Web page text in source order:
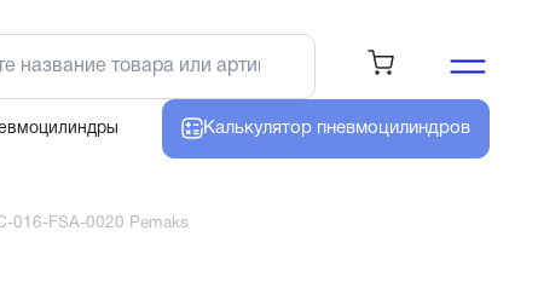
Калькулятор пневмоцилиндров
016-FSA-0020 Pemaks